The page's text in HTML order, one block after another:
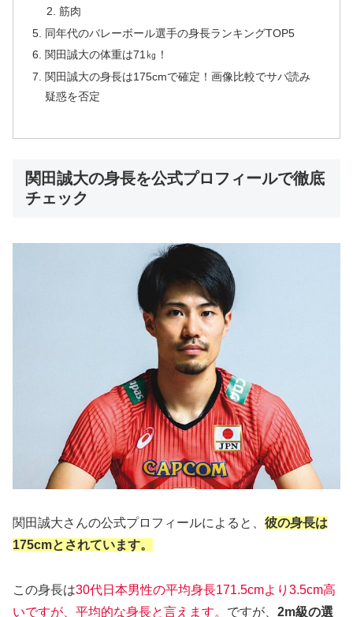
筋肉
同年代のバレーボール選手の身長ランキングTOP5
関田誠大の体重は71㎏！
関田誠大の身長は175cmで確定！画像比較でサバ読み
疑惑を否定
関田誠大の身長を公式プロフィールで徹底
チェック
関田誠大さんの公式プロフィールによると、 彼の身長は
175cmとされています。
この身長は30代日本男性の平均身長171.5cmより3.5cm高
いですが、平均的な身長と言えます。 ですが、 2m級の選